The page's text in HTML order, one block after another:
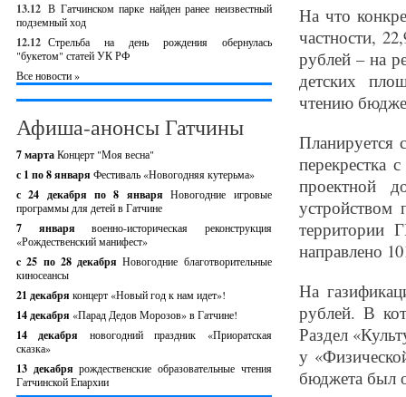
13.12 В Гатчинском парке найден ранее неизвестный
подземный ход
12.12 Стрельба на день рождения обернулась
"букетом" статей УК РФ
Все новости »
Афиша-анонсы Гатчины
7 мартаКонцерт "Моя весна"
с 1 по 8 января Фестиваль «Новогодняя кутерьма»
с 24 декабря по 8 январяНовогодние игровые
программы для детей в Гатчине
7 январявоенно-историческая реконструкция
«Рождественский манифест»
c 25 по 28 декабряНовогодние благотворительные
киносеансы
21 декабря концерт «Новый год к нам идет»!
14 декабря «Парад Дедов Морозов» в Гатчине!
14 декабря новогодний праздник «Приоратская
сказка»
13 декабрярождественские образовательные чтения
Гатчинской Епархии
На что
частности,
рублей – на
детских
чтению
Планируется
перекрестка
проектной
устройством
территории
направлено
На
рублей. В
Раздел
у
бюджета был